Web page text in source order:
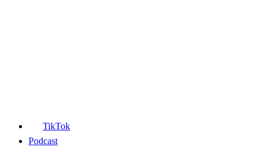
TikTok
Podcast